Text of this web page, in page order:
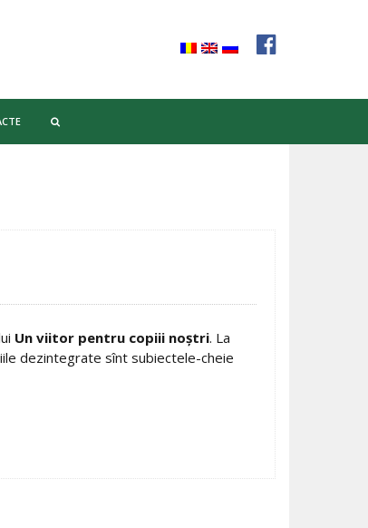
Un viitor pentru copiii noştri. La
dezintegrate sînt subiectele-cheie